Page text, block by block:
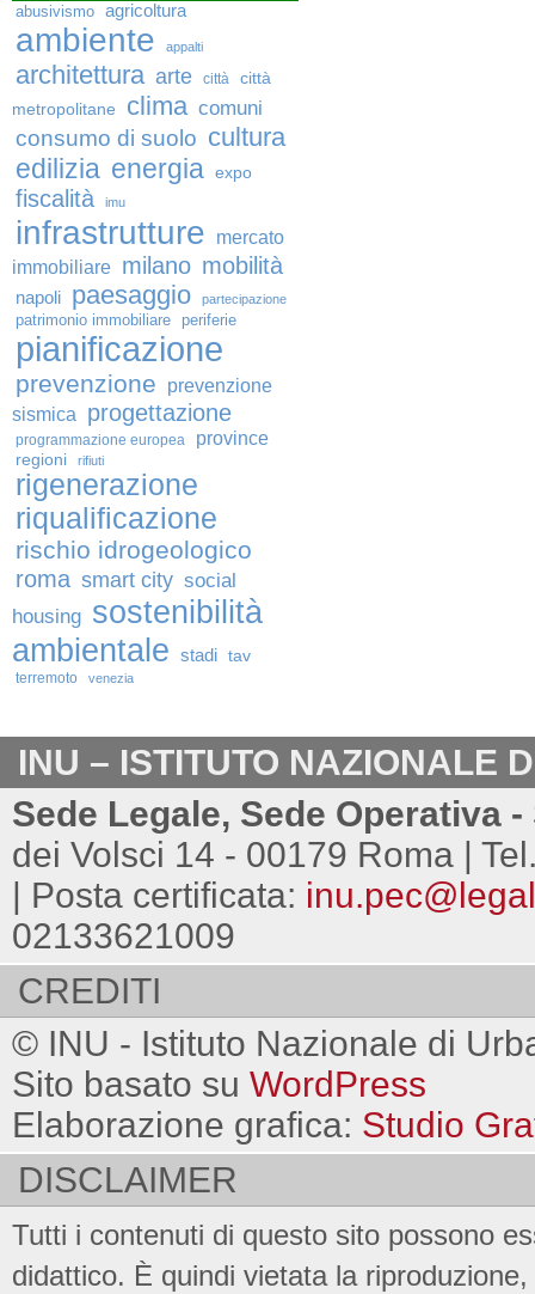
abusivismo agricoltura
ambiente appalti
architettura arte città
città
metropolitane
clima comuni
consumo di suolo cultura
edilizia energia expo
fiscalità imu
infrastrutture
mercato
immobiliare milano mobilità
napoli paesaggio partecipazione
patrimonio immobiliare periferie
pianificazione
prevenzione
prevenzione
sismica
progettazione
programmazione europea province
regioni rifiuti
rigenerazione
riqualificazione
rischio idrogeologico
roma smart city social
housing sostenibilità
ambientale stadi tav
terremoto venezia
INU – ISTITUTO NAZIONALE
Sede Legale, Sede Operativa
dei Volsci 14 - 00179 Roma |
| Posta certificata:
02133621009
CREDITI
© INU - Istituto Nazionale di
Sito basato su WordPress
Elaborazione grafica: Studio
DISCLAIMER
Tutti i contenuti di questo sito possono
didattico. È quindi vietata la